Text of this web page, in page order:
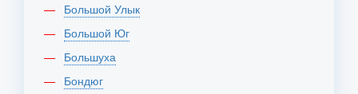
Большой Улык
Большой Юг
Большуха
Бондюг